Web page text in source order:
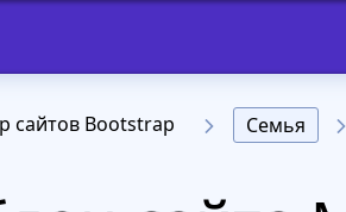
сайтов Bootstrap Семья